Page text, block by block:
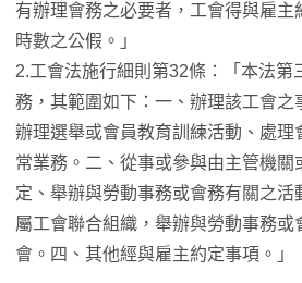
有辦理會務之必要者，工會得與雇主
時數之公假。」
2.工會法施行細則第32條：「本法第
務，其範圍如下：一、辦理該工會之
辦理選舉或會員教育訓練活動、處理
常業務。二、從事或參與由主管機關
定、舉辦與勞動事務或會務有關之活
屬工會聯合組織，舉辦與勞動事務或
會。四、其他經與雇主約定事項。」